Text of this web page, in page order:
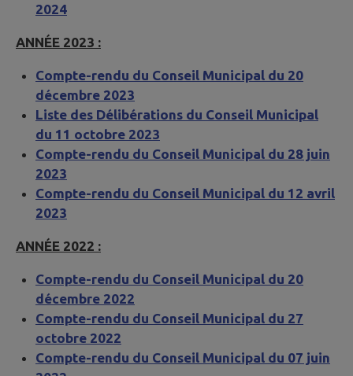
2024
ANNÉE 2023 :
Compte-rendu du Conseil Municipal du 20
décembre 2023
Liste des Délibérations du Conseil Municipal
du 11 octobre 2023
Compte-rendu du Conseil Municipal du 28 juin
2023
Compte-rendu du Conseil Municipal du 12 avril
2023
ANNÉE 2022 :
Compte-rendu du Conseil Municipal du 20
décembre 2022
Compte-rendu du Conseil Municipal du 27
octobre 2022
Compte-rendu du Conseil Municipal du 07 juin